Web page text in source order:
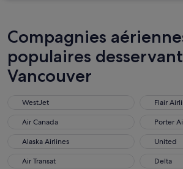
Compagnies
populaires desservant
Vancouver
WestJet
WestJet Flair
Flair
Air Canada
Air Canada Porter
Porter
Alaska Airlines
Alaska Airlines United
United
Air Transat
Air Transat Delta
Delta